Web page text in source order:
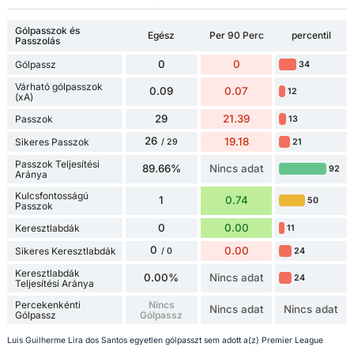
Gólpasszok és
Passzolás
Egész Per 90 Perc percentil
Gólpassz 0 0 34
Várható gólpasszok
(xA)
0.09 0.07 12
Passzok 29 21.39 13
Sikeres Passzok 26 / 29 19.18 21
Passzok Teljesítési
Aránya
89.66% Nincs adat 92
Kulcsfontosságú
Passzok
1 0.74 50
Keresztlabdák 0 0.00 11
Sikeres Keresztlabdák 0 / 0 0.00 24
Keresztlabdák
Teljesítési Aránya
0.00% Nincs adat 24
Percekenkénti
Gólpassz
Nincs
Gólpassz
Nincs adat Nincs adat
Luis Guilherme Lira dos Santos egyetlen gólpasszt sem adott a(z) Premier League